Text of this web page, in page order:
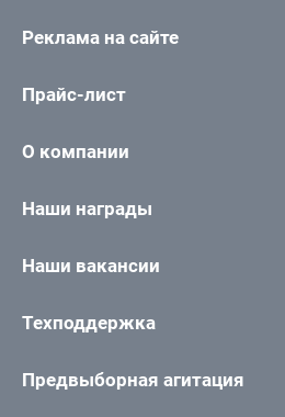
Реклама на сайте
Прайс-лист
О компании
Наши награды
Наши вакансии
Техподдержка
Предвыборная агитация